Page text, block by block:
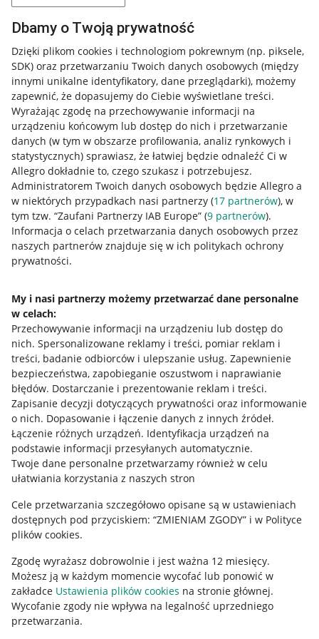
Dbamy o Twoją prywatność
Dzięki plikom cookies i technologiom pokrewnym (np. piksele,
SDK) oraz przetwarzaniu Twoich danych osobowych (między
innymi unikalne identyfikatory, dane przeglądarki), możemy
zapewnić, że dopasujemy do Ciebie wyświetlane treści.
Wyrażając zgodę na przechowywanie informacji na
urządzeniu końcowym lub dostęp do nich i przetwarzanie
danych (w tym w obszarze profilowania, analiz rynkowych i
statystycznych) sprawiasz, że łatwiej będzie odnaleźć Ci w
Allegro dokładnie to, czego szukasz i potrzebujesz.
Administratorem Twoich danych osobowych będzie Allegro a
w niektórych przypadkach nasi partnerzy (17 partnerów), w
tym tzw. “Zaufani Partnerzy IAB Europe” (9 partnerów).
Informacja o celach przetwarzania danych osobowych przez
naszych partnerów znajduje się w ich politykach ochrony
prywatności.
My i nasi partnerzy możemy przetwarzać dane personalne
w celach:
Przechowywanie informacji na urządzeniu lub dostęp do
nich. Spersonalizowane reklamy i treści, pomiar reklam i
treści, badanie odbiorców i ulepszanie usług. Zapewnienie
bezpieczeństwa, zapobieganie oszustwom i naprawianie
błędów. Dostarczanie i prezentowanie reklam i treści.
Zapisanie decyzji dotyczących prywatności oraz informowanie
o nich. Dopasowanie i łączenie danych z innych źródeł.
Łączenie różnych urządzeń. Identyfikacja urządzeń na
podstawie informacji przesyłanych automatycznie.
Twoje dane personalne przetwarzamy również w celu
ułatwiania korzystania z naszych stron
Cele przetwarzania szczegółowo opisane są w ustawieniach
dostępnych pod przyciskiem: “ZMIENIAM ZGODY” i w Polityce
plików cookies.
Zgodę wyrażasz dobrowolnie i jest ważna 12 miesięcy.
Możesz ją w każdym momencie wycofać lub ponowić w
zakładce Ustawienia plików cookies na stronie głównej.
Wycofanie zgody nie wpływa na legalność uprzedniego
przetwarzania.
Przydatne informacje
Jak to działa
Allegro Gadane dla sprzedających
Allegro Gadane dla kupujących
Mapa miejscowości
Informacje prawne
Regulamin
Polityka plików "cookies"
Ustawienia plików "cookies"
Udostępnianie lokalizacji
Informacje dla Aktu o Usługach Cyfrowych
Pobierz aplikację